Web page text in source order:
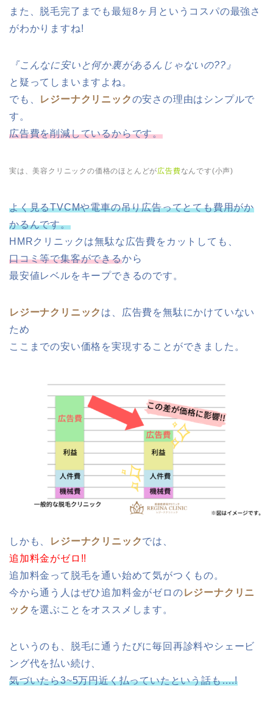
また、脱毛完了までも最短8ヶ月というコスパの最強さ
がわかりますね!
『こんなに安いと何か裏があるんじゃないの??』
と疑ってしまいますよね。
でも、 レジーナクリニックの安さの理由はシンプルで
す。
広告費を削減しているからです。
実は、美容クリニックの価格のほとんどが広告費なんです(小声)
よく見るTVCMや電車の吊り広告ってとても費用がか
かるんです。
HMRクリニックは無駄な広告費をカットしても、
口コミ等で集客ができるから
最安値レベルをキープできるのです。
レジーナクリニック は、広告費を無駄にかけていない
ため
ここまでの安い価格を実現することができました。
しかも、 レジーナクリニックでは、
追加料金がゼロ!!
追加料金って脱毛を通い始めて気がつくもの。
今から通う人はぜひ追加料金がゼロのレジーナクリニ
ック を選ぶことをオススメします。
というのも、脱毛に通うたびに毎回再診料やシェービ
ング代を払い続け、
気づいたら3~5万円近く払っていたという話も….!